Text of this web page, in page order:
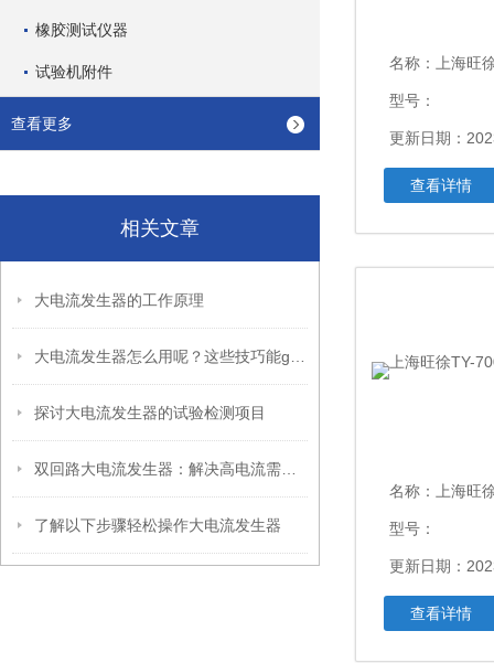
橡胶测试仪器
试验机附件
查看更多
相关文章
大电流发生器的工作原理
探讨大电流发生器的试验检测项目
了解以下步骤轻松操作大电流发生器
名称： 上海旺徐
型号：
更新日期：
查看详情
名称： 上海旺徐
型号：
更新日期：
查看详情